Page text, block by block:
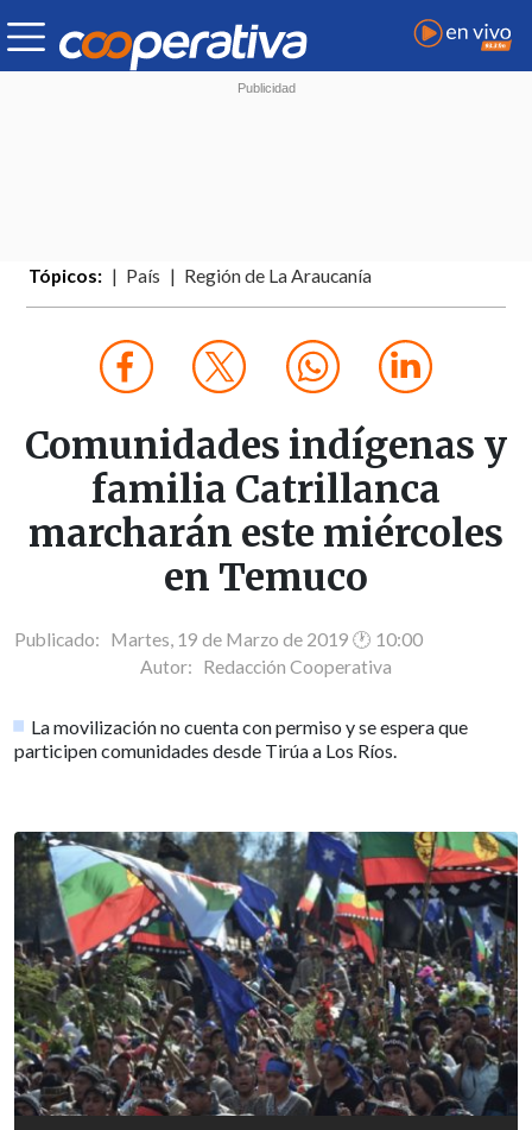
Tópicos: País Región de La Araucanía
Comunidades indígenas y
familia Catrillanca
marcharán este miércoles
en Temuco
Publicado: Martes, 19 de Marzo de 2019 🕐 10:00
Autor: Redacción Cooperativa
La movilización no cuenta con permiso y se espera que
participen comunidades desde Tirúa a Los Ríos.